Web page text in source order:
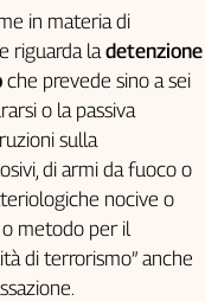
in materia di
riguarda ladetenzione
che prevede sino a sei
o la passiva
sulla
di armi da fuoco o
nocive o
metodo per il
di terrorismo” anche